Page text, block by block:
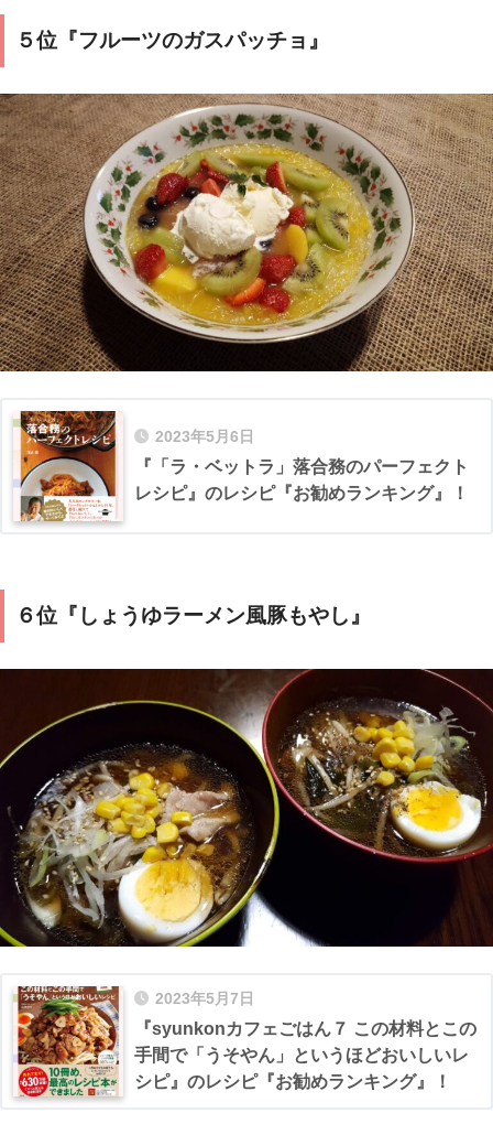
５位『フルーツのガスパッチョ』
2023年5月6日
『「ラ・ベットラ」落合務のパーフェクト
レシピ』のレシピ『お勧めランキング』！
６位『しょうゆラーメン風豚もやし』
2023年5月7日
『syunkonカフェごはん７ この材料とこの
手間で「うそやん」というほどおいしいレ
シピ』のレシピ『お勧めランキング』！